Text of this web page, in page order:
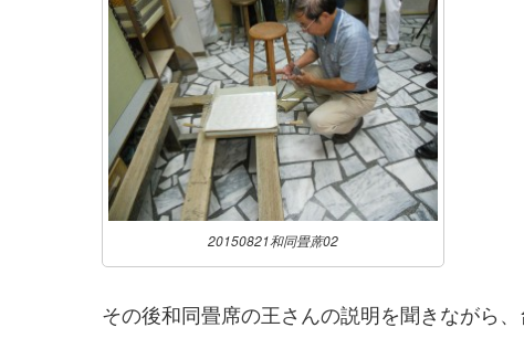
20150821和同畳蓆02
その後和同畳席の王さんの説明を聞きながら